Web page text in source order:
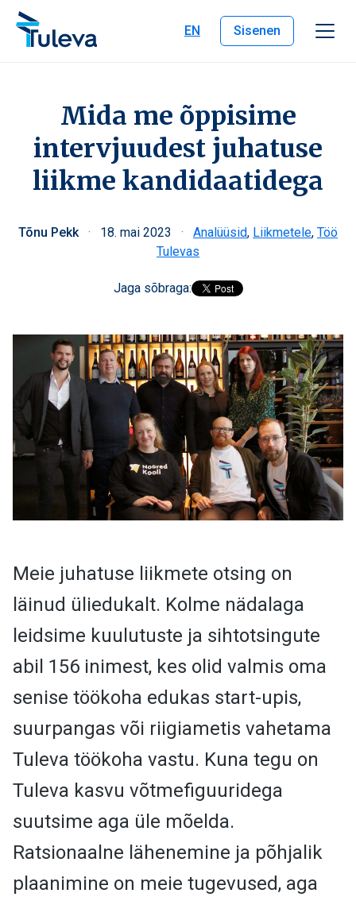
Liigu edasi sisu juurde
EN
Sisenen
Mida me õppisime
intervjuudest juhatuse
liikme kandidaatidega
Tõnu Pekk · 18. mai 2023 · Analüüsid, Liikmetele, Töö
Tulevas
Jaga sõbraga:
Meie juhatuse liikmete otsing on
läinud üliedukalt. Kolme nädalaga
leidsime kuulutuste ja sihtotsingute
abil 156 inimest, kes olid valmis oma
senise töökoha edukas start-upis,
suurpangas või riigiametis vahetama
Tuleva töökoha vastu. Kuna tegu on
Tuleva kasvu võtmefiguuridega
suutsime aga üle mõelda.
Ratsionaalne lähenemine ja põhjalik
plaanimine on meie tugevused, aga